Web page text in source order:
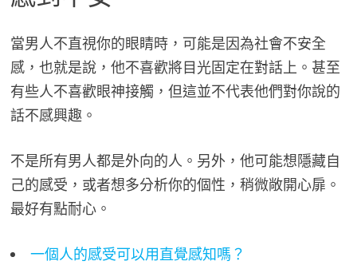
當男人不直視你的眼睛時，可能是因為社會不安全
感，也就是說，他不喜歡將目光固定在對話上。甚至
有些人不喜歡眼神接觸，但這並不代表他們對你說的
話不感興趣。
不是所有男人都是外向的人。另外，他可能想隱藏自
己的感受，或者想多分析你的個性，稍微敞開心扉。
最好有點耐心。
一個人的感受可以用直覺感知嗎？